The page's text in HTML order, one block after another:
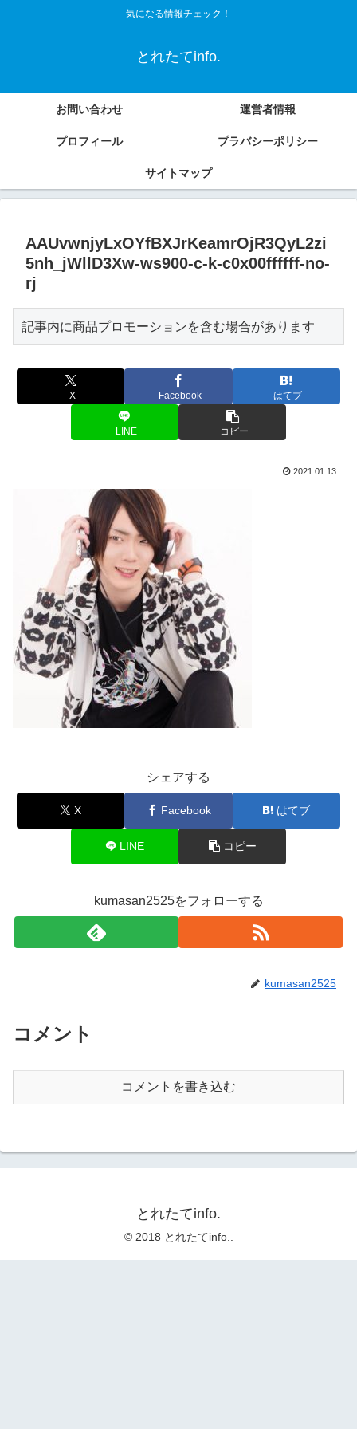
気になる情報チェック！
とれたてinfo.
お問い合わせ 運営者情報
プロフィール プラバシーポリシー
サイトマップ
AAUvwnjyLxOYfBXJrKeamrOjR3QyL2zi
5nh_jWllD3Xw-ws900-c-k-c0x00ffffff-no-
rj
記事内に商品プロモーションを含む場合があります
X Facebook はてブ
LINE コピー
2021.01.13
シェアする
X Facebook はてブ
LINE コピー
kumasan2525をフォローする
kumasan2525
コメント
コメントを書き込む
とれたてinfo.
© 2018 とれたてinfo..